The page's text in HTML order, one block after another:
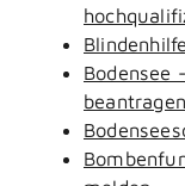
Bodensee
beantragen